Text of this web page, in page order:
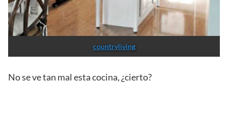
countryliving
No se ve tan mal esta cocina, ¿cierto?